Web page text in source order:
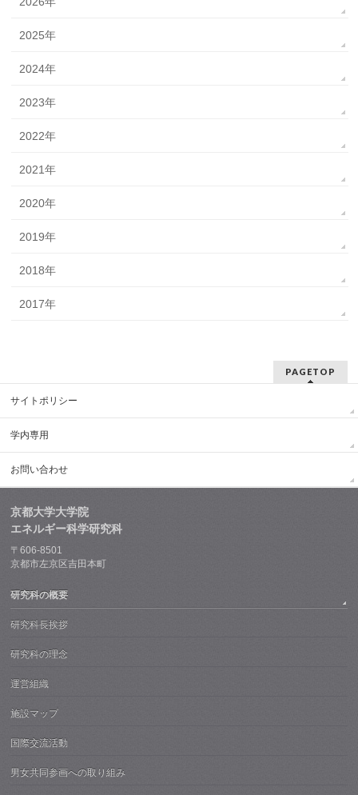
2025年
2024年
2023年
2022年
2021年
2020年
2019年
2018年
2017年
PAGETOP
サイトポリシー
学内専用
お問い合わせ
京都大学大学院
エネルギー科学研究科
〒606-8501
京都市左京区吉田本町
研究科の概要
研究科長挨拶
研究科の理念
運営組織
施設マップ
国際交流活動
男女共同参画への取り組み